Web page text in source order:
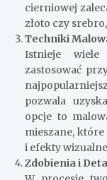
cierniowej
złoto czy
Techniki
Istnieje
zastosować
pozwala
opcje to
mieszane,
i efekty
Zdobienia i